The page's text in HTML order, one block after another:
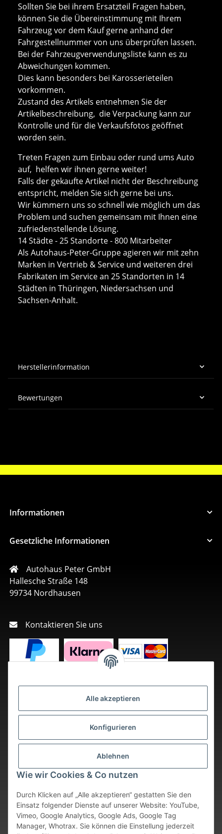
Alle akzeptieren
Konfigurieren
Ablehnen
Wie wir Cookies & Co nutzen
Durch Klicken auf „Alle akzeptieren“ gestatten Sie den
Einsatz folgender Dienste auf unserer Website: YouTube,
Vimeo, Google Analytics, Google Ads, Google Tag
Manager, Whotrax. Sie können die Einstellung jederzeit
Sollten Sie bei ihrem Ersatzteil Fragen haben,
können Sie die Übereinstimmung mit Ihrem
Fahrzeug vor dem Kauf gerne anhand der
Fahrgestellnummer von uns überprüfen lassen.
Bei der Fahrzeugverwendungsliste kann es zu
Abweichungen kommen.
Dies kann besonders bei Karosserieteilen
vorkommen.
Zustand des Artikels entnehmen Sie der
Artikelbeschreibung, die Verpackung kann zur
Kontrolle und für die Verkaufsfotos geöffnet
worden sein.
Treten Fragen zum Einbau oder rund ums Auto
auf, helfen wir ihnen gerne weiter!
Falls der gekaufte Artikel nicht der Beschreibung
entspricht, melden Sie sich gerne bei uns.
Wir kümmern uns so schnell wie möglich um das
Problem und suchen gemeinsam mit Ihnen eine
zufriedenstellende Lösung.
14 Städte - 25 Standorte - 800 Mitarbeiter
Als Autohaus-Peter-Gruppe agieren wir mit zehn
Marken in Vertrieb & Service und weiteren drei
Fabrikaten im Service an 25 Standorten in 14
Städten in Thüringen, Niedersachsen und
Sachsen-Anhalt.
Herstellerinformation
Bewertungen
Informationen
Gesetzliche Informationen
Autohaus Peter GmbH
Hallesche Straße 148
99734 Nordhausen
Kontaktieren Sie uns
Vertrag widerrufen